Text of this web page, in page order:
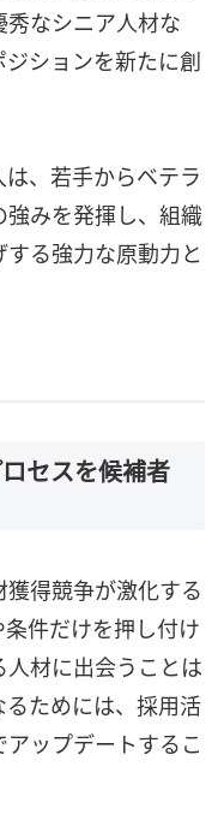
なシニア人材な
ションを新たに創
、若手からベテラ
みを発揮し、組織
る強力な原動力と
セスを候補者
得競争が激化する
件だけを押し付け
材に出会うことは
ためには、採用活
ップデートするこ